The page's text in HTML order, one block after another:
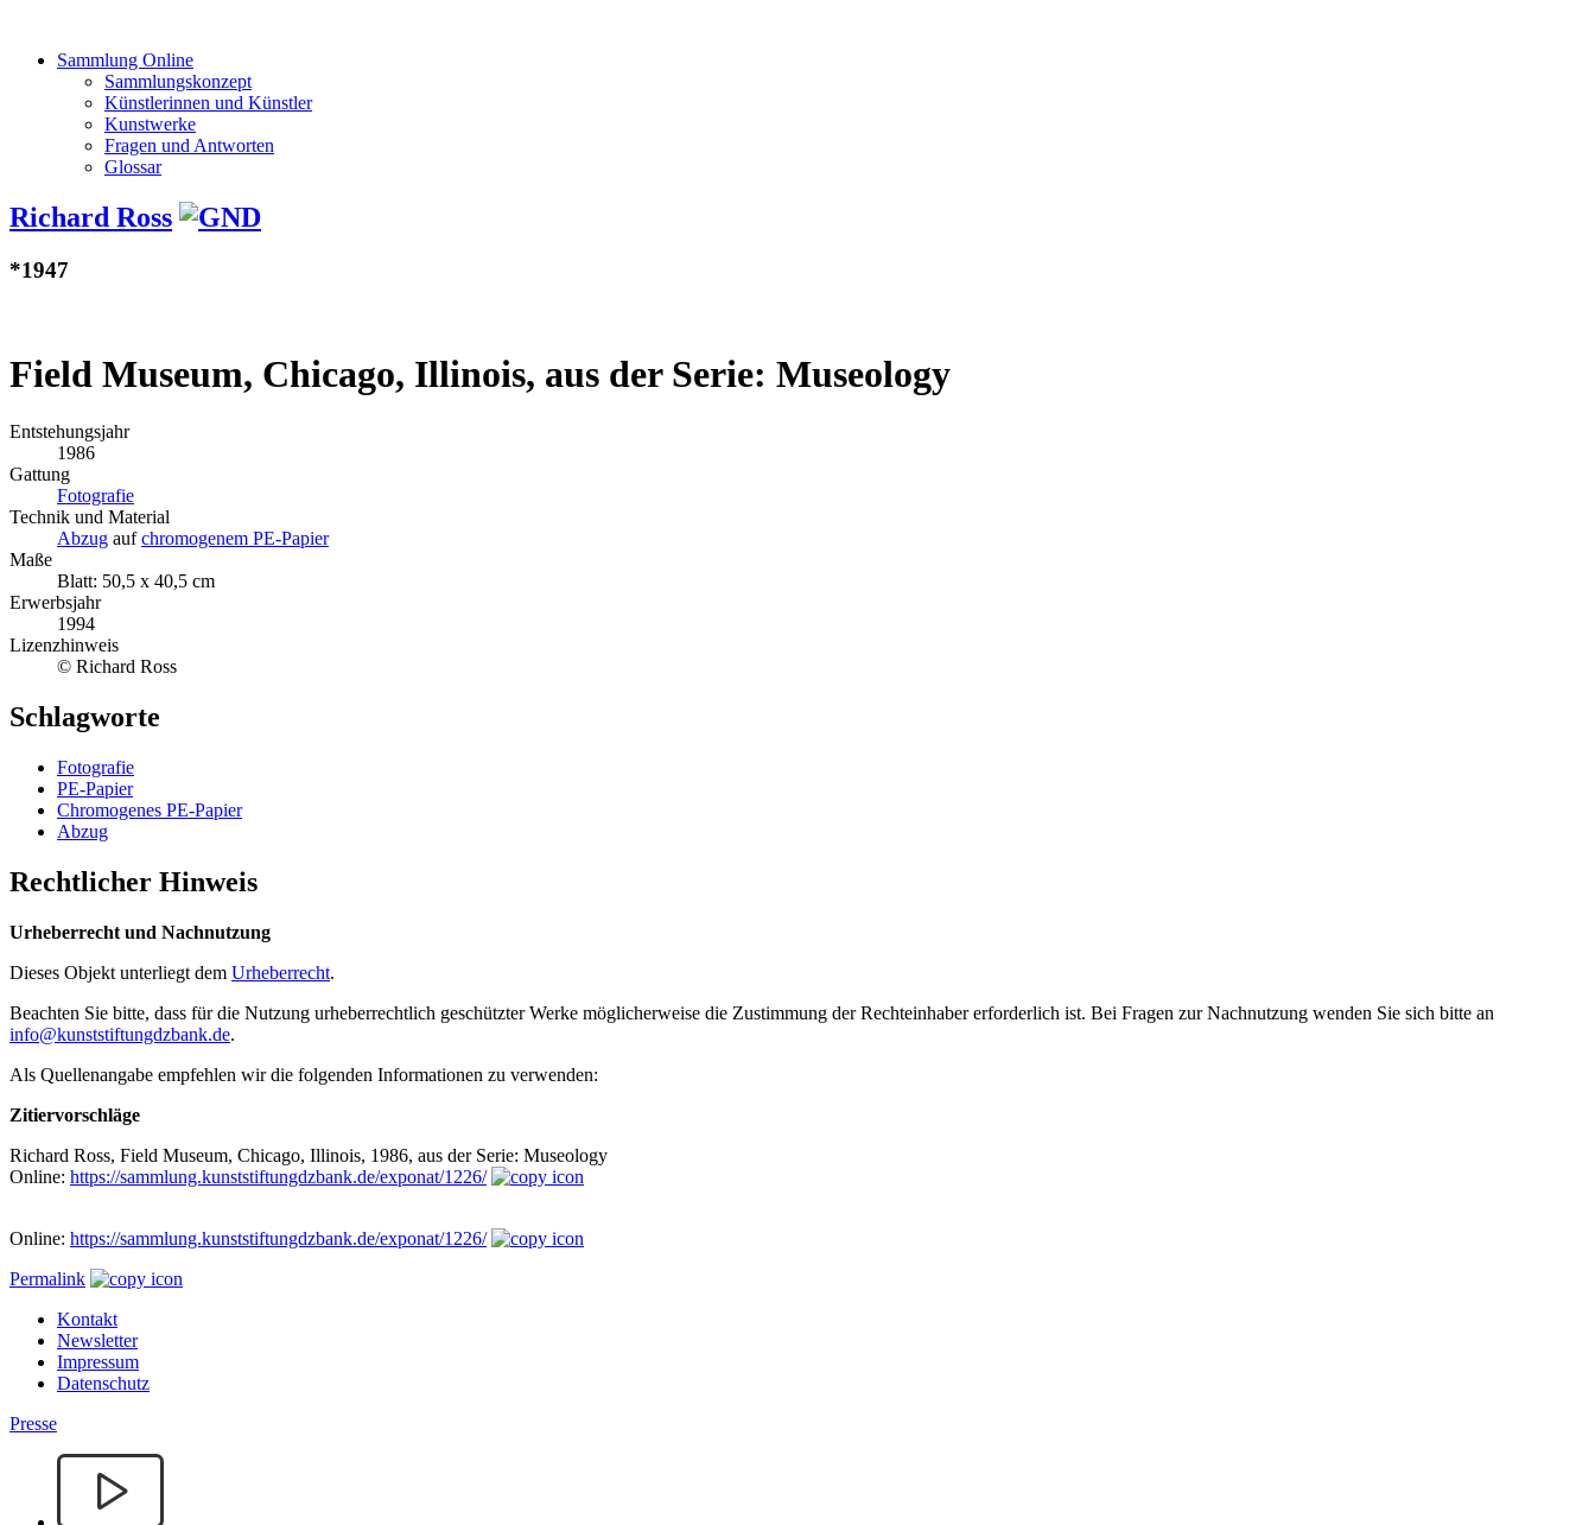
Sammlung Online
Sammlungskonzept
Künstlerinnen und Künstler
Kunstwerke
Fragen und Antworten
Glossar
Richard Ross
*1947
Field Museum, Chicago, Illinois, aus der Serie: Museology
Entstehungsjahr
1986
Gattung
Fotografie
Technik und Material
Abzug aufchromogenem PE-Papier
Maße
Blatt: 50,5 x 40,5 cm
Erwerbsjahr
1994
Lizenzhinweis
© Richard Ross
Schlagworte
Fotografie
PE-Papier
Chromogenes PE-Papier
Abzug
Rechtlicher Hinweis
Urheberrecht und Nachnutzung
Dieses Objekt unterliegt dem Urheberrecht.
Beachten Sie bitte, dass für die Nutzung urheberrechtlich geschützter Werke möglicherweise die Zustimmung der Rechteinhaber erforderlich ist. Bei Fragen zur Nachnutzung wenden Sie sich bitte an
info@kunststiftungdzbank.de.
Als Quellenangabe empfehlen wir die folgenden Informationen zu verwenden:
Zitiervorschläge
Richard Ross, Field Museum, Chicago, Illinois, 1986, aus der Serie: Museology
Online: https://sammlung.kunststiftungdzbank.de/exponat/1226/
Online: https://sammlung.kunststiftungdzbank.de/exponat/1226/
Permalink
Kontakt
Newsletter
Impressum
Datenschutz
Presse